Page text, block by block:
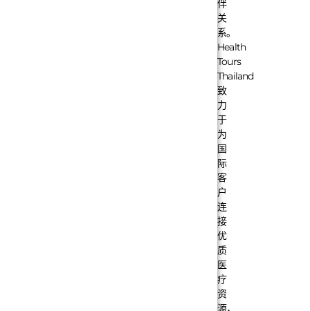
伴
关
系。
Health
Tours
Thailand
致
力
于
为
国
际
客
户
连
接
优
质
医
疗
资
源，